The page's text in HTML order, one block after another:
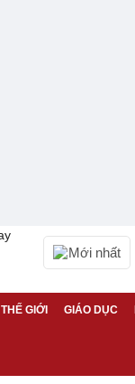
Mới nhất
THẾ GIỚI GIÁO DỤC